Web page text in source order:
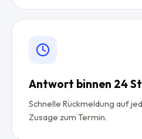
Antwort binnen 24
Schnelle Rückmeldung auf
Zusage zum Termin.